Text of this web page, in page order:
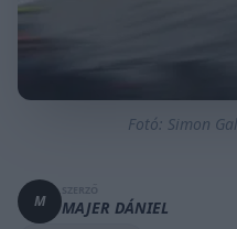
Fotó: Simon
M MAJER DÁNIEL